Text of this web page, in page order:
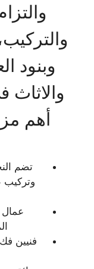
وبنود
أهم
تضم
عمال
فنيين